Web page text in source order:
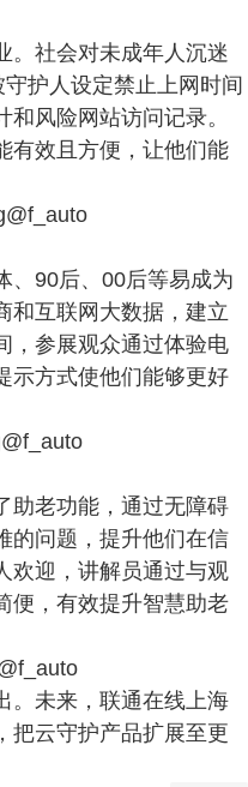
。社会对未成年人沉迷
护人设定禁止上网时间
风险网站访问记录。
有效且方便，让他们能
、90后、00后等易成为
和互联网大数据，建立
，参展观众通过体验电
示方式使他们能够更好
助老功能，通过无障碍
的问题，提升他们在信
欢迎，讲解员通过与观
便，有效提升智慧助老
。未来，联通在线上海
把云守护产品扩展至更